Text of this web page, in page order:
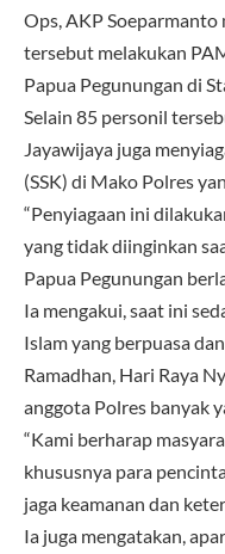
Ops, AKP
tersebut melakukan
Papua Pegunungan di
Selain 85 personil
Jayawijaya juga
(SSK) di Mako Polres
“Penyiagaan ini
yang tidak diinginkan
Papua Pegunungan
Ia mengakui, saat ini
Islam yang berpuasa
Ramadhan, Hari Raya
anggota Polres banyak
“Kami berharap
khususnya para
jaga keamanan dan
Ia juga mengatakan,